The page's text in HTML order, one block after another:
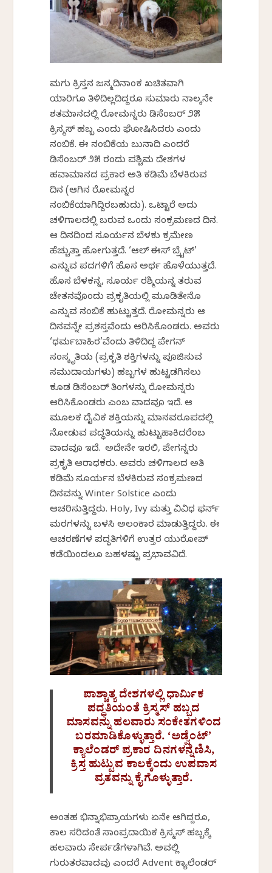
ಮಗು ಕ್ರಿಸ್ತನ ಜನ್ಮದಿನಾಂಕ ಖಚಿತವಾಗಿ
ಯಾರಿಗೂ ತಿಳಿದಿಲ್ಲದಿದ್ದರೂ ಸುಮಾರು ನಾಲ್ಕನೇ
ಶತಮಾನದಲ್ಲಿ ರೋಮನ್ನರು ಡಿಸೆಂಬರ್ ೨೫
ಕ್ರಿಸ್ಮಸ್ ಹಬ್ಬ ಎಂದು ಘೋಷಿಸಿದರು ಎಂದು
ನಂಬಿಕೆ. ಈ ನಂಬಿಕೆಯ ಬುನಾದಿ ಎಂದರೆ
ಡಿಸೆಂಬರ್ ೨೫ ರಂದು ಪಶ್ಚಿಮ ದೇಶಗಳ
ಹವಾಮಾನದ ಪ್ರಕಾರ ಅತಿ ಕಡಿಮೆ ಬೆಳಕಿರುವ
ದಿನ (ಆಗಿನ ರೋಮನ್ನರ
ನಂಬಿಕೆಯಾಗಿದ್ದಿರಬಹುದು). ಒಟ್ಟಾರೆ ಅದು
ಚಳಿಗಾಲದಲ್ಲಿ ಬರುವ ಒಂದು ಸಂಕ್ರಮಣದ ದಿನ.
ಆ ದಿನದಿಂದ ಸೂರ್ಯನ ಬೆಳಕು ಕ್ರಮೇಣ
ಹೆಚ್ಚುತ್ತಾ ಹೋಗುತ್ತದೆ. ‘ಆಲ್ ಈಸ್ ಬ್ರೈಟ್’
ಎನ್ನುವ ಪದಗಳಿಗೆ ಹೊಸ ಅರ್ಥ ಹೊಳೆಯುತ್ತದೆ.
ಹೊಸ ಬೆಳಕನ್ನ, ಸೂರ್ಯ ರಶ್ಮಿಯನ್ನ ತರುವ
ಚೇತನವೊಂದು ಪ್ರಕೃತಿಯಲ್ಲಿ ಮೂಡಿತೇನೊ
ಎನ್ನುವ ನಂಬಿಕೆ ಹುಟ್ಟುತ್ತದೆ. ರೋಮನ್ನರು ಆ
ದಿನವನ್ನೇ ಪ್ರಶಸ್ತವೆಂದು ಆರಿಸಿಕೊಂಡರು. ಅವರು
‘ಧರ್ಮಬಾಹಿರ’ವೆಂದು ತಿಳಿದಿದ್ದ ಪೇಗನ್
ಸಂಸ್ಕೃತಿಯ (ಪ್ರಕೃತಿ ಶಕ್ತಿಗಳನ್ನು ಪೂಜಿಸುವ
ಸಮುದಾಯಗಳು) ಹಬ್ಬಗಳ ಹುಟ್ಟಡಗಿಸಲು
ಕೂಡ ಡಿಸೆಂಬರ್ ತಿಂಗಳನ್ನು ರೋಮನ್ನರು
ಆರಿಸಿಕೊಂಡರು ಎಂಬ ವಾದವೂ ಇದೆ. ಆ
ಮೂಲಕ ದೈವಿಕ ಶಕ್ತಿಯನ್ನು ಮಾನವರೂಪದಲ್ಲಿ
ನೋಡುವ ಪದ್ಧತಿಯನ್ನು ಹುಟ್ಟುಹಾಕಿದರೆಂಬ
ವಾದವೂ ಇದೆ. ಅದೇನೇ ಇರಲಿ, ಪೇಗನ್ನರು
ಪ್ರಕೃತಿ ಆರಾಧಕರು. ಅವರು ಚಳಿಗಾಲದ ಅತಿ
ಕಡಿಮೆ ಸೂರ್ಯನ ಬೆಳಕಿರುವ ಸಂಕ್ರಮಣದ
ದಿನವನ್ನು Winter Solstice ಎಂದು
ಆಚರಿಸುತ್ತಿದ್ದರು. Holy, Ivy ಮತ್ತು ವಿವಿಧ ಫರ್ನ್
ಮರಗಳನ್ನು ಬಳಸಿ ಅಲಂಕಾರ ಮಾಡುತ್ತಿದ್ದರು. ಈ
ಆಚರಣೆಗಳ ಪದ್ಧತಿಗಳಿಗೆ ಉತ್ತರ ಯುರೋಪ್
ಕಡೆಯಿಂದಲೂ ಬಹಳಷ್ಟು ಪ್ರಭಾವವಿದೆ.
ಪಾಶ್ಚಾತ್ಯ ದೇಶಗಳಲ್ಲಿ ಧಾರ್ಮಿಕ
ಪದ್ಧತಿಯಂತೆ ಕ್ರಿಸ್ಮಸ್ ಹಬ್ಬದ
ಮಾಸವನ್ನು ಹಲವಾರು ಸಂಕೇತಗಳಿಂದ
ಬರಮಾಡಿಕೊಳ್ಳುತ್ತಾರೆ. ‘ಅಡ್ವೆಂಟ್’
ಕ್ಯಾಲೆಂಡರ್ ಪ್ರಕಾರ ದಿನಗಳನ್ನೆಣಿಸಿ,
ಕ್ರಿಸ್ತ ಹುಟ್ಟುವ ಕಾಲಕ್ಕೆಂದು ಉಪವಾಸ
ವ್ರತವನ್ನು ಕೈಗೊಳ್ಳುತ್ತಾರೆ.
ಅಂತಹ ಭಿನ್ನಾಭಿಪ್ರಾಯಗಳು ಏನೇ ಆಗಿದ್ದರೂ,
ಕಾಲ ಸರಿದಂತೆ ಸಾಂಪ್ರದಾಯಿಕ ಕ್ರಿಸ್ಮಸ್ ಹಬ್ಬಕ್ಕೆ
ಹಲವಾರು ಸೇರ್ಪಡೆಗಳಾಗಿವೆ. ಅವಲ್ಲಿ
ಗುರುತರವಾದವು ಎಂದರೆ Advent ಕ್ಯಾಲೆಂಡರ್